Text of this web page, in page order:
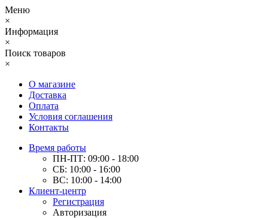
Меню
×
Информация
×
Поиск товаров
×
О магазине
Доставка
Оплата
Условия соглашения
Контакты
Время работы
ПН-ПТ: 09:00 - 18:00
СБ: 10:00 - 16:00
ВС: 10:00 - 14:00
Клиент-центр
Регистрация
Авторизация